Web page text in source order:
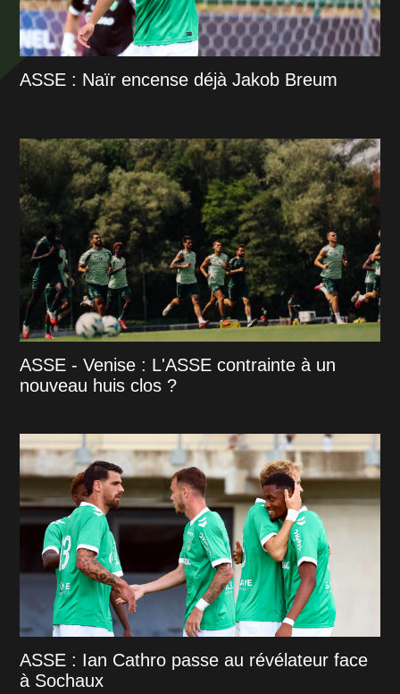
ASSE : Naïr encense déjà Jakob Breum
ASSE - Venise : L'ASSE contrainte à un
nouveau huis clos ?
ASSE : Ian Cathro passe au révélateur face
à Sochaux